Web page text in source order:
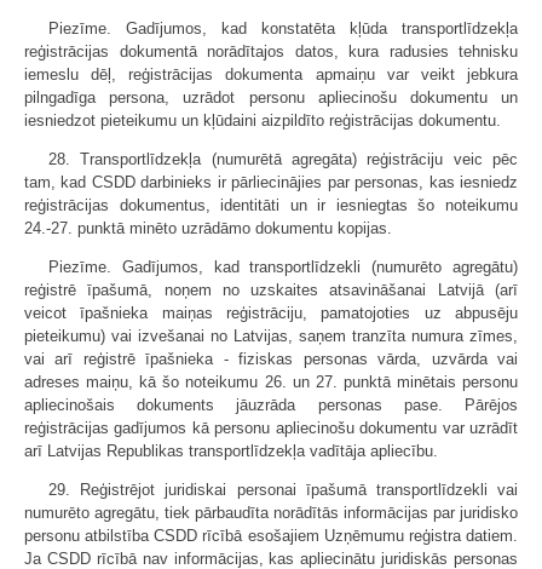
Piezīme. Gadījumos, kad konstatēta kļūda transportlīdzekļa
reģistrācijas dokumentā norādītajos datos, kura radusies tehnisku
iemeslu dēļ, reģistrācijas dokumenta apmaiņu var veikt jebkura
pilngadīga persona, uzrādot personu apliecinošu dokumentu un
iesniedzot pieteikumu un kļūdaini aizpildīto reģistrācijas dokumentu.
28. Transportlīdzekļa (numurētā agregāta) reģistrāciju veic pēc
tam, kad CSDD darbinieks ir pārliecinājies par personas, kas iesniedz
reģistrācijas dokumentus, identitāti un ir iesniegtas šo noteikumu
24.-27. punktā minēto uzrādāmo dokumentu kopijas.
Piezīme. Gadījumos, kad transportlīdzekli (numurēto agregātu)
reģistrē īpašumā, noņem no uzskaites atsavināšanai Latvijā (arī
veicot īpašnieka maiņas reģistrāciju, pamatojoties uz abpusēju
pieteikumu) vai izvešanai no Latvijas, saņem tranzīta numura zīmes,
vai arī reģistrē īpašnieka - fiziskas personas vārda, uzvārda vai
adreses maiņu, kā šo noteikumu 26. un 27. punktā minētais personu
apliecinošais dokuments jāuzrāda personas pase. Pārējos
reģistrācijas gadījumos kā personu apliecinošu dokumentu var uzrādīt
arī Latvijas Republikas transportlīdzekļa vadītāja apliecību.
29. Reģistrējot juridiskai personai īpašumā transportlīdzekli vai
numurēto agregātu, tiek pārbaudīta norādītās informācijas par juridisko
personu atbilstība CSDD rīcībā esošajiem Uzņēmumu reģistra datiem.
Ja CSDD rīcībā nav informācijas, kas apliecinātu juridiskās personas